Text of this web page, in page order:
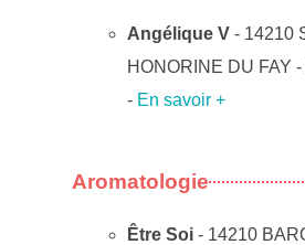
Angélique V- 14210
HONORINE DU FAY
- En savoir +
Aromatologie
Être Soi- 14210